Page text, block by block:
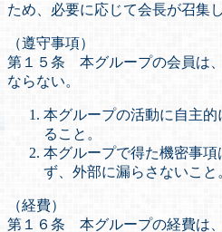
ため、必要に応じて会長が召集
（遵守事項）
第１５条 本グループの会員は
ならない。
本グループの活動に自主
ること。
本グループで得た機密事
ず、外部に漏らさないこと
（経費）
第１６条 本グループの経費は